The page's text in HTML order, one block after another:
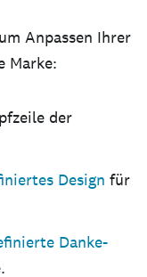
Anpassen Ihrer
Marke:
der
Design für
Danke-